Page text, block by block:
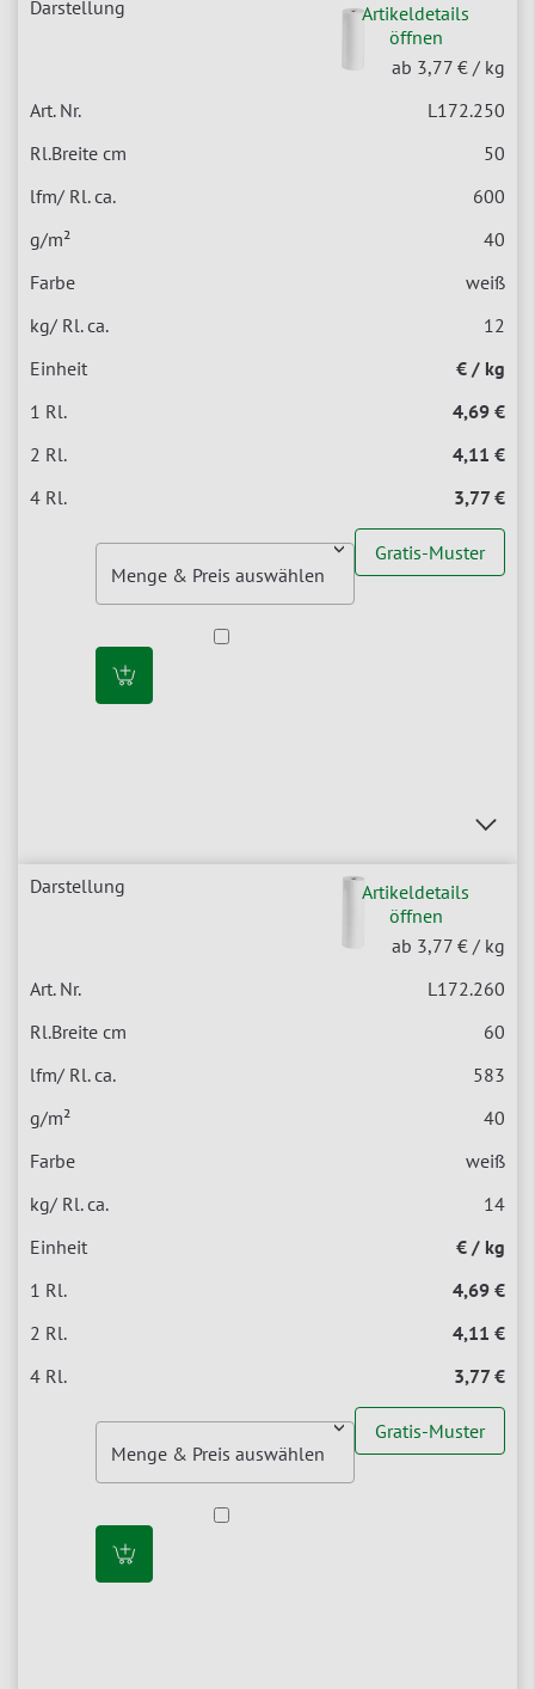
Artikeldetails
öffnen
ab 3,77 € / kg
L172.250
50
600
40
weiß
12
€ / kg
4,69 €
4,11 €
3,77 €
Gratis-Muster
Artikeldetails
öffnen
ab 3,77 € / kg
L172.260
60
583
40
weiß
14
€ / kg
4,69 €
4,11 €
3,77 €
Gratis-Muster